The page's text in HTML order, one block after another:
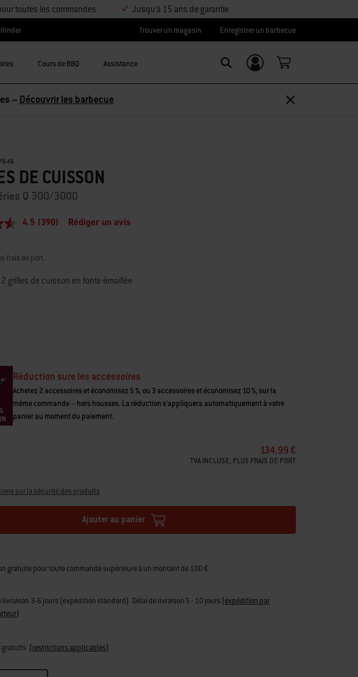
toutes les commandes Jusqu'à 15 ans de garantie
Trouver un magasin Enregistrer un barbecue
Cours de BBQ Assistance
Se connecter/
S’inscrire
7646
DE CUISSON
Q 300/3000
4.5 (390) Rédiger un avis
frais de port
grilles de cuisson en fonte émaillée
Réduction sure les accessoires
Achetez 2 accessoires et économisez 5 %, ou 3 accessoires et économisez 10 %, sur la
même commande – hors housses. La réduction s'appliquera automatiquement à votre
panier au moment du paiement.
134,99 €
TVA INCLUSE, PLUS FRAIS DE PORT
sur la sécurité des produits
Ajouter au panier
gratuite pour toute commande supérieure à un montant de 100 €
livraison 3-6 jours (expédition standard). Délai de livraison 5 - 10 jours (expédition par
)
gratuits (restrictions applicables)